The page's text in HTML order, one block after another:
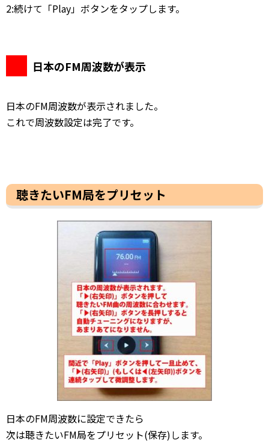
2:続けて「Play」ボタンをタップします。
日本のFM周波数が表示
日本のFM周波数が表示されました。
これで周波数設定は完了です。
聴きたいFM局をプリセット
日本のFM周波数に設定できたら
次は聴きたいFM局をプリセット(保存)します。